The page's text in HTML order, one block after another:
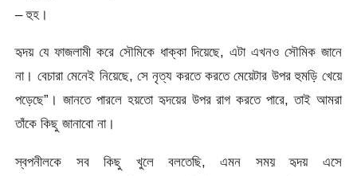
– হুহ।
হৃদয় যে ফাজলামী করে সৌমিকে ধাক্কা দিয়েছে, এটা এখনও সৌমিক জানে
না। বেচারা মেনেই নিয়েছে, সে নৃত্য করতে করতে মেয়েটার উপর হুমড়ি খেয়ে
পড়েছে”। জানতে পারলে হয়তো হৃদয়ের উপর রাগ করতে পারে, তাই আমরা
তাঁকে কিছু জানাবো না।
স্বপনীলকে সব কিছু খুলে বলতেছি, এমন সময় হৃদয় এসে